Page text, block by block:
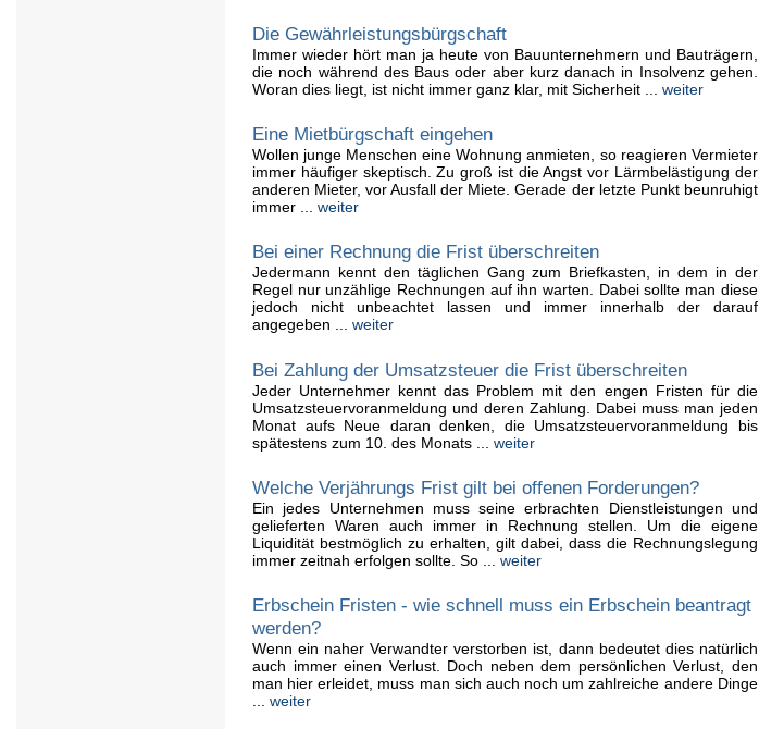
Die Gewährleistungsbürgschaft
Immer wieder hört man ja heute von Bauunternehmern und Bauträgern,
die noch während des Baus oder aber kurz danach in Insolvenz gehen.
Woran dies liegt, ist nicht immer ganz klar, mit Sicherheit ... weiter
Eine Mietbürgschaft eingehen
Wollen junge Menschen eine Wohnung anmieten, so reagieren Vermieter
immer häufiger skeptisch. Zu groß ist die Angst vor Lärmbelästigung der
anderen Mieter, vor Ausfall der Miete. Gerade der letzte Punkt beunruhigt
immer ... weiter
Bei einer Rechnung die Frist überschreiten
Jedermann kennt den täglichen Gang zum Briefkasten, in dem in der
Regel nur unzählige Rechnungen auf ihn warten. Dabei sollte man diese
jedoch nicht unbeachtet lassen und immer innerhalb der darauf
angegeben ... weiter
Bei Zahlung der Umsatzsteuer die Frist überschreiten
Jeder Unternehmer kennt das Problem mit den engen Fristen für die
Umsatzsteuervoranmeldung und deren Zahlung. Dabei muss man jeden
Monat aufs Neue daran denken, die Umsatzsteuervoranmeldung bis
spätestens zum 10. des Monats ... weiter
Welche Verjährungs Frist gilt bei offenen Forderungen?
Ein jedes Unternehmen muss seine erbrachten Dienstleistungen und
gelieferten Waren auch immer in Rechnung stellen. Um die eigene
Liquidität bestmöglich zu erhalten, gilt dabei, dass die Rechnungslegung
immer zeitnah erfolgen sollte. So ... weiter
Erbschein Fristen - wie schnell muss ein Erbschein beantragt
werden?
Wenn ein naher Verwandter verstorben ist, dann bedeutet dies natürlich
auch immer einen Verlust. Doch neben dem persönlichen Verlust, den
man hier erleidet, muss man sich auch noch um zahlreiche andere Dinge
weiter